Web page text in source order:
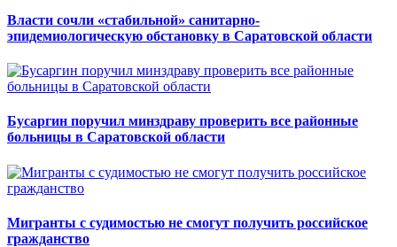
Власти сочли «стабильной» санитарно-
эпидемиологическую обстановку в Саратовской области
Бусаргин поручил минздраву проверить все районные
больницы в Саратовской области
Мигранты с судимостью не смогут получить российское
гражданство